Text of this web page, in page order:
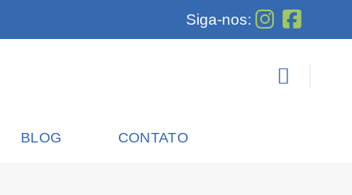
Siga-nos:
BLOG CONTATO